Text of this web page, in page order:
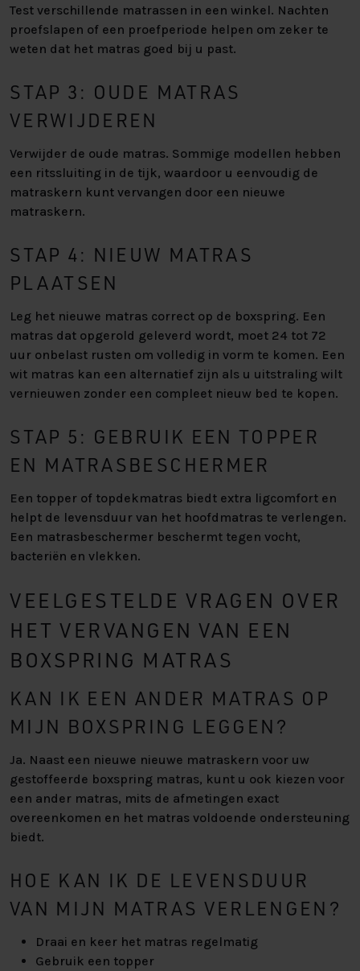
Test verschillende matrassen in een winkel. Nachten
proefslapen of een proefperiode helpen om zeker te
weten dat het matras goed bij u past.
STAP 3: OUDE MATRAS
VERWIJDEREN
Verwijder de oude matras. Sommige modellen hebben
een ritssluiting in de tijk, waardoor u eenvoudig de
matraskern kunt vervangen door een nieuwe
matraskern.
STAP 4: NIEUW MATRAS
PLAATSEN
Leg het nieuwe matras correct op de boxspring. Een
matras dat opgerold geleverd wordt, moet 24 tot 72
uur onbelast rusten om volledig in vorm te komen. Een
wit matras kan een alternatief zijn als u uitstraling wilt
vernieuwen zonder een compleet nieuw bed te kopen.
STAP 5: GEBRUIK EEN TOPPER
EN MATRASBESCHERMER
Een topper of topdekmatras biedt extra ligcomfort en
helpt de levensduur van het hoofdmatras te verlengen.
Een matrasbeschermer beschermt tegen vocht,
bacteriën en vlekken.
VEELGESTELDE VRAGEN OVER
HET VERVANGEN VAN EEN
BOXSPRING MATRAS
KAN IK EEN ANDER MATRAS OP
MIJN BOXSPRING LEGGEN?
Ja. Naast een nieuwe nieuwe matraskern voor uw
gestoffeerde boxspring matras, kunt u ook kiezen voor
een ander matras, mits de afmetingen exact
overeenkomen en het matras voldoende ondersteuning
biedt.
HOE KAN IK DE LEVENSDUUR
VAN MIJN MATRAS VERLENGEN?
Draai en keer het matras regelmatig
Gebruik een topper